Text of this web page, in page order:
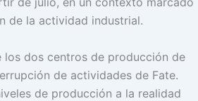
de la actividad industrial.
los dos centros de producción de
de actividades de Fate.
de producción a la realidad